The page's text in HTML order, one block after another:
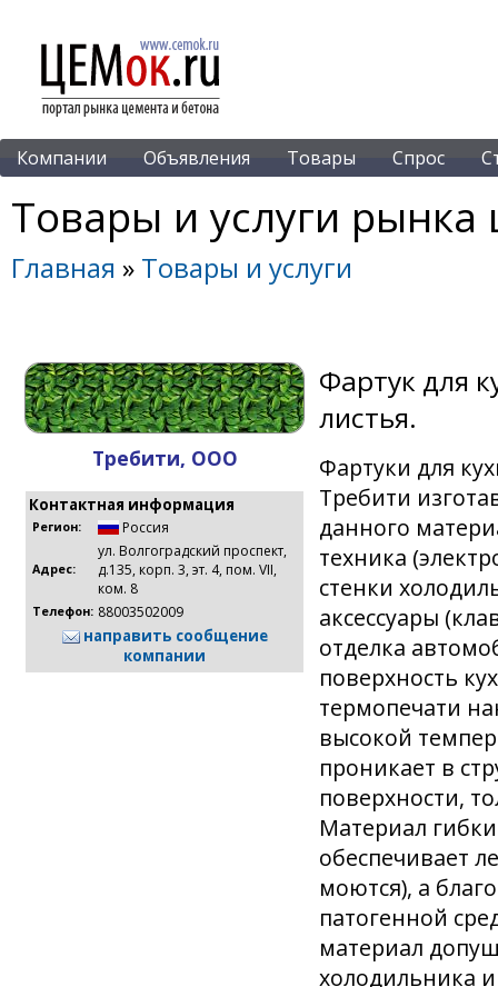
Компании Объявления Товары Спрос
Товары и услуги рынка
Главная » Товары и услуги
Требити, ООО
Контактная информация
Регион: Россия
Адрес:
ул. Волгоградский проспект,
д.135, корп. 3, эт. 4, пом. VII,
ком. 8
Телефон: 88003502009
направить сообщение
компании
Фартук для
листья.
Фартуки для
Требити
данного
техника
стенки
аксессуары
отделка
поверхность
термопечати
высокой
проникает в
поверхности,
Материал
обеспечивает
моются), а
патогенной
материал
холодильника